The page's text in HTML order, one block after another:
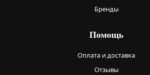
Бренды
Помощь
Оплата и доставка
Отзывы